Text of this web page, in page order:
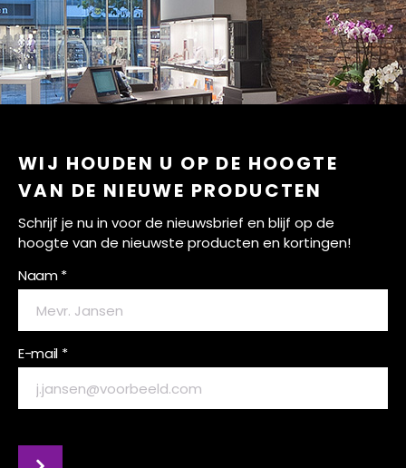
WIJ HOUDEN U OP DE HOOGTE
VAN DE NIEUWE PRODUCTEN
Schrijf je nu in voor de nieuwsbrief en blijf op de
hoogte van de nieuwste producten en kortingen!
Naam *
E-mail *